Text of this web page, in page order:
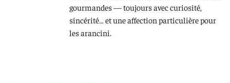
gourmandes — toujours avec curiosité,
sincérité… et une affection particulière pour
les arancini.